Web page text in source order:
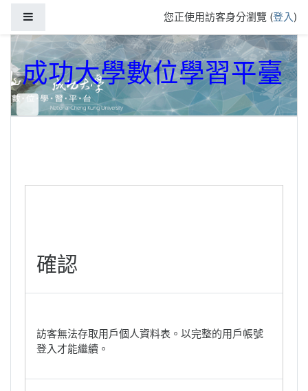
您正使用訪客身分瀏覽 (登入)
成功大學數位學習平臺
確認
訪客無法存取用戶個人資料表。以完整的用戶帳號
登入才能繼續。